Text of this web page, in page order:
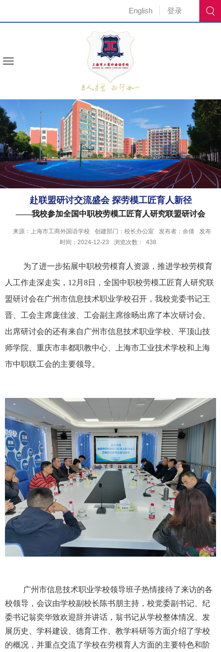
English 登录
赴联盟研讨交流盛会 探劳模工匠育人新径
——我校参加全国中职校劳模工匠育人研究联盟研讨会
来源：上海市工商外国语学校 创建部门：校长办公室 发布者：余倩
发布
时间：2024-12-23
浏览次数： 438
为了进一步拓展中职校劳模育人资源，推进学校劳模育
人工作走深走实， 12 月 8日，全国中职校劳模工匠育人研究联
盟研讨会在广州市信息技术职业学校召开，我校党委书记王
晋、工会主席庞佳波、工会副主席徐旸出席了本次研讨会。
出席研讨会的还有来自广州市信息技术职业学校、平顶山技
师学院、重庆市丰都职教中心、上海市工业技术学校和上海
市中职联工会的主要领导。
广州市信息技术职业学校领导班子热情接待了来访的各
校领导，会议由学校副校长陈书朋主持，校党委副书记、纪
委书记翁奕华致欢迎辞并讲话，翁书记从学校整体情况、发
展历史、学科建设、德育工作、教学科研等方面介绍了学校
的概况，并重点交流了学校在劳模育人方面的主要特色和阶